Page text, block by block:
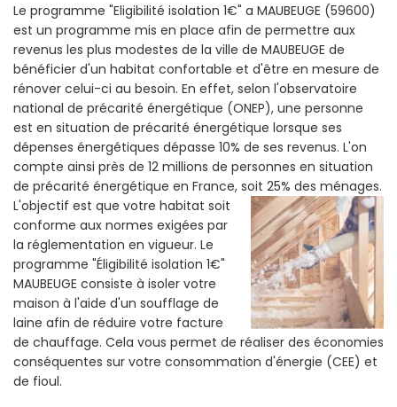
Le programme "Eligibilité isolation 1€" a MAUBEUGE (59600)
est un programme mis en place afin de permettre aux
revenus les plus modestes de la ville de MAUBEUGE de
bénéficier d'un habitat confortable et d'être en mesure de
rénover celui-ci au besoin. En effet, selon l'observatoire
national de précarité énergétique (ONEP), une personne
est en situation de précarité énergétique lorsque ses
dépenses énergétiques dépasse 10% de ses revenus. L'on
compte ainsi près de 12 millions de personnes en situation
de précarité énergétique en France, soit 25% des ménages.
L'objectif est que votre habitat soit
conforme aux normes exigées par
la réglementation en vigueur. Le
programme "Éligibilité isolation 1€"
MAUBEUGE consiste à isoler votre
maison à l'aide d'un soufflage de
laine afin de réduire votre facture
de chauffage. Cela vous permet de réaliser des économies
conséquentes sur votre consommation d'énergie (CEE) et
de fioul.